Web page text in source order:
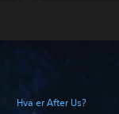
Hva er After Us?